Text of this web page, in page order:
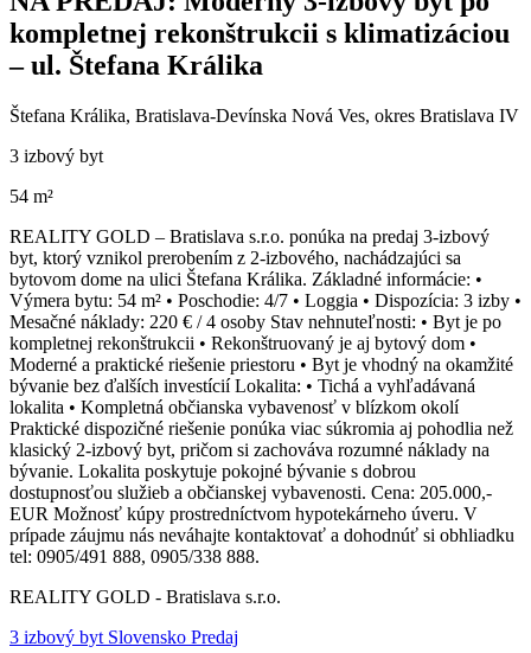
kompletnej rekonštrukcii s klimatizáciou
– ul. Štefana Králika
Štefana Králika, Bratislava-Devínska Nová Ves, okres Bratislava IV
3 izbový byt
54 m²
REALITY GOLD – Bratislava s.r.o. ponúka na predaj 3-izbový
byt, ktorý vznikol prerobením z 2-izbového, nachádzajúci sa
bytovom dome na ulici Štefana Králika. Základné informácie: •
Výmera bytu: 54 m² • Poschodie: 4/7 • Loggia • Dispozícia: 3 izby •
Mesačné náklady: 220 € / 4 osoby Stav nehnuteľnosti: • Byt je po
kompletnej rekonštrukcii • Rekonštruovaný je aj bytový dom •
Moderné a praktické riešenie priestoru • Byt je vhodný na okamžité
bývanie bez ďalších investícií Lokalita: • Tichá a vyhľadávaná
lokalita • Kompletná občianska vybavenosť v blízkom okolí
Praktické dispozičné riešenie ponúka viac súkromia aj pohodlia než
klasický 2-izbový byt, pričom si zachováva rozumné náklady na
bývanie. Lokalita poskytuje pokojné bývanie s dobrou
dostupnosťou služieb a občianskej vybavenosti. Cena: 205.000,-
EUR Možnosť kúpy prostredníctvom hypotekárneho úveru. V
prípade záujmu nás neváhajte kontaktovať a dohodnúť si obhliadku
tel: 0905/491 888, 0905/338 888.
REALITY GOLD - Bratislava s.r.o.
3 izbový byt Slovensko Predaj